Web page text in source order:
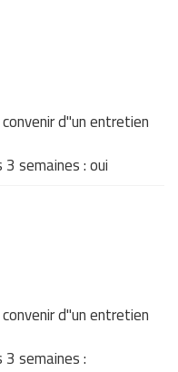
d"un entretien
semaines : oui
d"un entretien
semaines :